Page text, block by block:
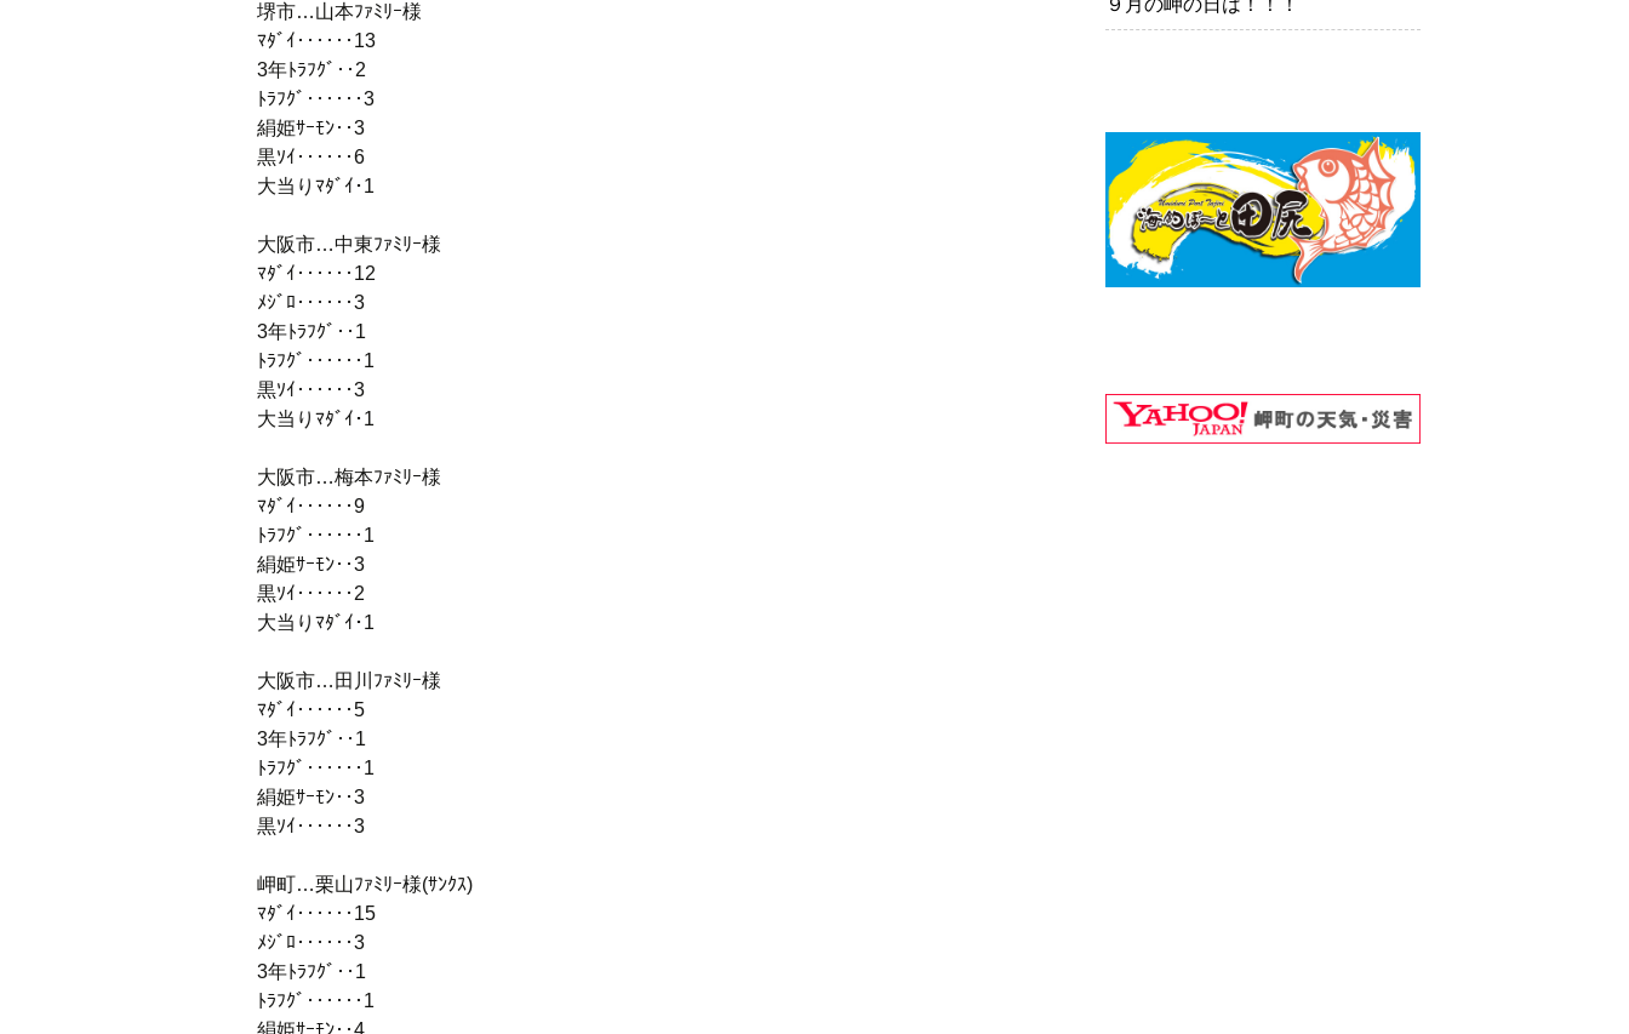
堺市…山本ﾌｧﾐﾘｰ様
ﾏﾀﾞｲ‥‥‥13
3年ﾄﾗﾌｸﾞ‥2
ﾄﾗﾌｸﾞ‥‥‥3
絹姫ｻｰﾓﾝ‥3
黒ｿｲ‥‥‥6
大当りﾏﾀﾞｲ･1
大阪市…中東ﾌｧﾐﾘｰ様
ﾏﾀﾞｲ‥‥‥12
ﾒｼﾞﾛ‥‥‥3
3年ﾄﾗﾌｸﾞ‥1
ﾄﾗﾌｸﾞ‥‥‥1
黒ｿｲ‥‥‥3
大当りﾏﾀﾞｲ･1
大阪市…梅本ﾌｧﾐﾘｰ様
ﾏﾀﾞｲ‥‥‥9
ﾄﾗﾌｸﾞ‥‥‥1
絹姫ｻｰﾓﾝ‥3
黒ｿｲ‥‥‥2
大当りﾏﾀﾞｲ･1
大阪市…田川ﾌｧﾐﾘｰ様
ﾏﾀﾞｲ‥‥‥5
3年ﾄﾗﾌｸﾞ‥1
ﾄﾗﾌｸﾞ‥‥‥1
絹姫ｻｰﾓﾝ‥3
黒ｿｲ‥‥‥3
岬町…栗山ﾌｧﾐﾘｰ様(ｻﾝｸｽ)
ﾏﾀﾞｲ‥‥‥15
ﾒｼﾞﾛ‥‥‥3
3年ﾄﾗﾌｸﾞ‥1
ﾄﾗﾌｸﾞ‥‥‥1
絹姫ｻｰﾓﾝ‥4
９月の岬の日は！！！